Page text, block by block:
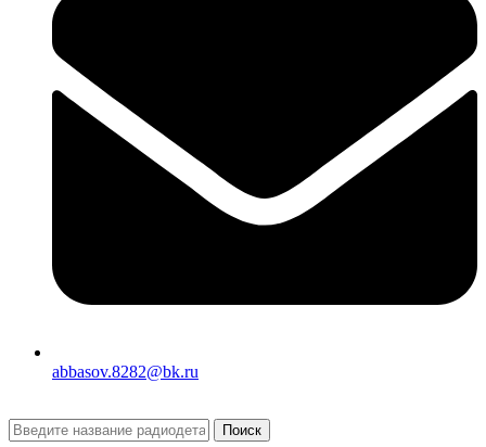
abbasov.8282@bk.ru
Поиск